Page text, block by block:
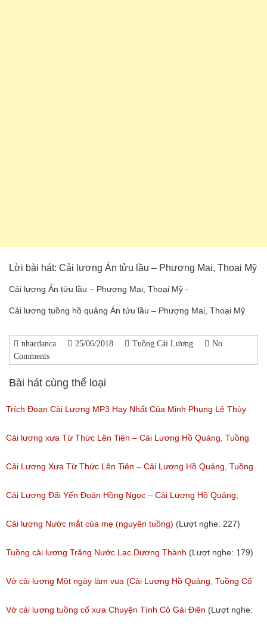
Lời bài hát: Cải lương Án tửu lầu – Phượng Mai, Thoại Mỹ
Cải lương Án tửu lầu – Phượng Mai, Thoại Mỹ -
Cải lương tuồng hồ quảng Án tửu lầu – Phượng Mai, Thoại Mỹ
nhacdanca 25/06/2018 Tuồng Cải Lương
No
Comments
Bài hát cùng thể loại
Trích Đoạn Cải Lương MP3 Hay Nhất Của Minh Phụng Lệ Thủy
Phần 1
(Lượt nghe: 11,531)
Cải lương xưa Từ Thức Lên Tiên – Cải Lương Hồ Quảng, Tuồng
Cổ
(Lượt nghe: 258)
Cải Lương Xưa Từ Thức Lên Tiên – Cải Lương Hồ Quảng, Tuồng
Cổ
(Lượt nghe: 505)
Cải Lương Đãi Yến Đoàn Hồng Ngọc – Cải Lương Hồ Quảng,
Tuồng Cổ
(Lượt nghe: 243)
Cải lương Nước mắt của mẹ (nguyên tuồng) (Lượt nghe: 227)
Tuồng cải lương Trăng Nước Lạc Dương Thành (Lượt nghe: 179)
Vở cải lương Một ngày làm vua (Cải Lương Hồ Quảng, Tuồng Cổ
Xưa)
Vở cải lương tuồng cổ xưa Chuyện Tình Cô Gái Điên (Lượt nghe: